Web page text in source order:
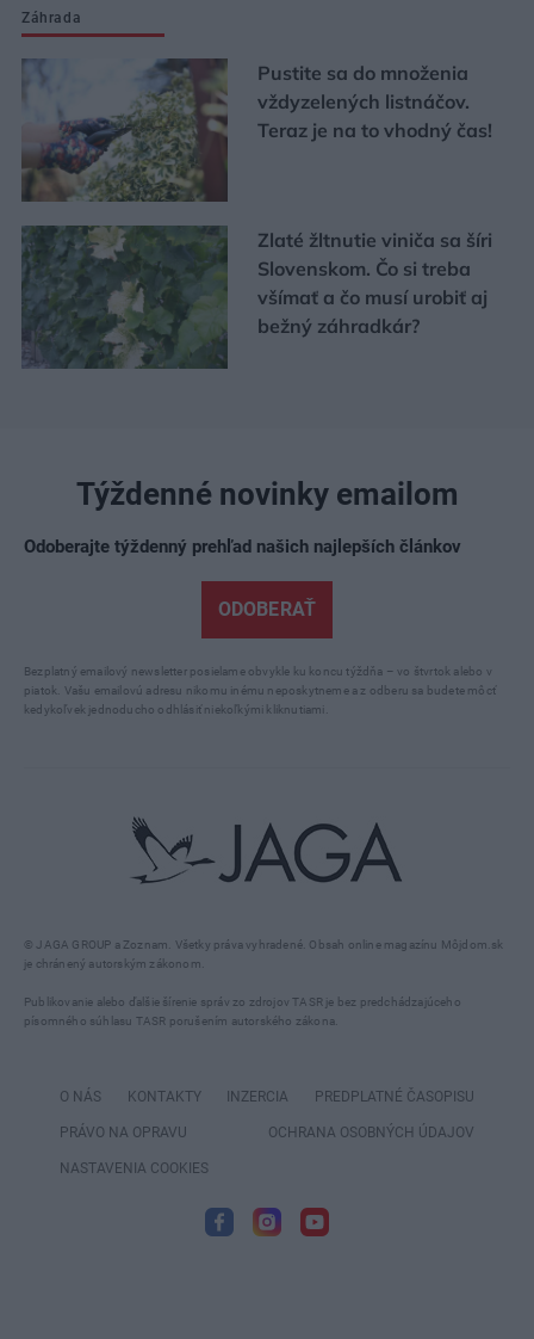
Záhrada
Pustite sa do množenia
vždyzelených listnáčov.
Teraz je na to vhodný čas!
Zlaté žltnutie viniča sa šíri
Slovenskom. Čo si treba
všímať a čo musí urobiť aj
bežný záhradkár?
© JAGA GROUP a Zoznam. Všetky práva vyhradené. Obsah online magazínu Môjdom.sk
je chránený autorským zákonom.
Publikovanie alebo ďalšie šírenie správ zo zdrojov TASR je bez predchádzajúceho
písomného súhlasu TASR porušením autorského zákona.
Týždenné novinky emailom
Odoberajte týždenný prehľad našich najlepších článkov
ODOBERAŤ
Bezplatný emailový newsletter posielame obvykle ku koncu týždňa – vo štvrtok alebo v
piatok. Vašu emailovú adresu nikomu inému neposkytneme a z odberu sa budete môcť
kedykoľvek jednoducho odhlásiť niekoľkými kliknutiami.
O NÁS KONTAKTY INZERCIA PREDPLATNÉ ČASOPISU
PRÁVO NA OPRAVU OCHRANA OSOBNÝCH ÚDAJOV
NASTAVENIA COOKIES